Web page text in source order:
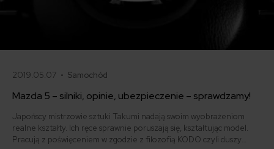
2019.05.07 • Samochód
Mazda 5 – silniki, opinie, ubezpieczenie – sprawdzamy!
Japońscy mistrzowie sztuki Takumi nadają swoim wyobrażeniom
realne kształty. Ich ręce sprawnie poruszają się, kształtując model.
Pracują z poświęceniem w zgodzie z filozofią KODO czyli duszy